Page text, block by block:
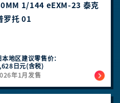
1/144 eEXM-23 泰克
罗托 01
本地区建议零售价：
日元(含税)
年1月发售